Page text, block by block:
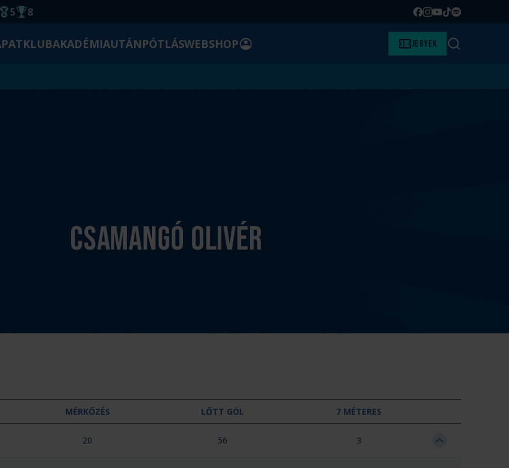
2014
Magyar Bajnoki cím
5
Magyar-Kupa győzelem
8 Facebook
Instagram
YouTube
TikTok
Spotify
KLUBAKADÉMIAUTÁNPÓTLÁSWEBSHOPBELÉPÉS Jegyek Keresés
Csamangó Olivér
MÉRKŐZÉS LŐTT GÓL 7 MÉTERES
20 56 3